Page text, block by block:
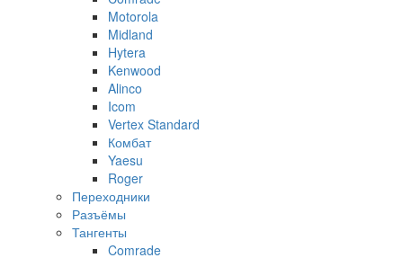
Motorola
Midland
Hytera
Kenwood
Alinco
Icom
Vertex Standard
Комбат
Yaesu
Roger
Переходники
Разъёмы
Тангенты
Comrade